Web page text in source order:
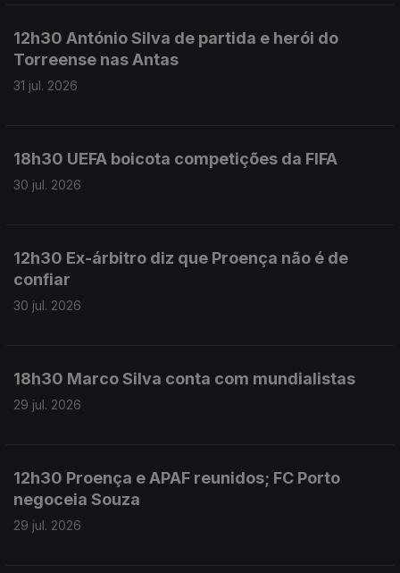
12h30 António Silva de partida e herói do
Torreense nas Antas
31 jul. 2026
18h30 UEFA boicota competições da FIFA
30 jul. 2026
12h30 Ex-árbitro diz que Proença não é de
confiar
30 jul. 2026
18h30 Marco Silva conta com mundialistas
29 jul. 2026
12h30 Proença e APAF reunidos; FC Porto
negoceia Souza
29 jul. 2026